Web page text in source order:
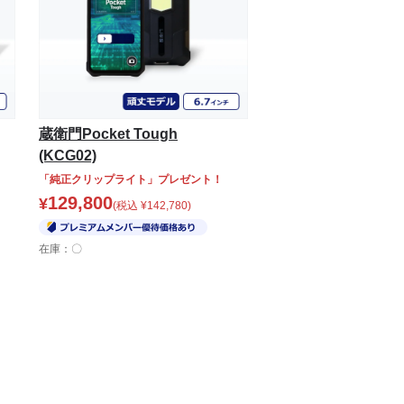
蔵衛門Pocket Tough
(KCG02)
「純正クリップライト」プレゼント！
¥129,800(税込 ¥142,780)
在庫：〇